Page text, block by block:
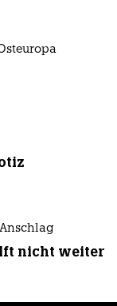
nicht weiter